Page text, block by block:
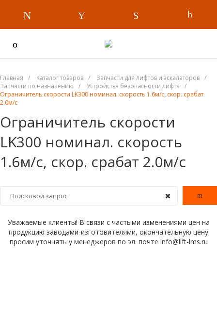
Главная / Каталог товаров / Запчасти для лифтов и эскалаторов /
Запчасти по назначению
/ Устройства безопасности лифта
/
Ограничитель скорости LK300 номинал. скорость 1.6м/с, скор. срабат
2.0м/с
Ограничитель скорости
LK300 номинал. скорость
1.6м/с, скор. срабат 2.0м/с
Уважаемые клиенты! В связи с частыми изменениями цен на
продукцию заводами-изготовителями, окончательную цену
просим уточнять у менеджеров по эл. почте info@lift-lms.ru